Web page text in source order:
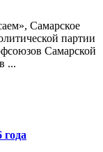
Самарское
партии
Самарской
...